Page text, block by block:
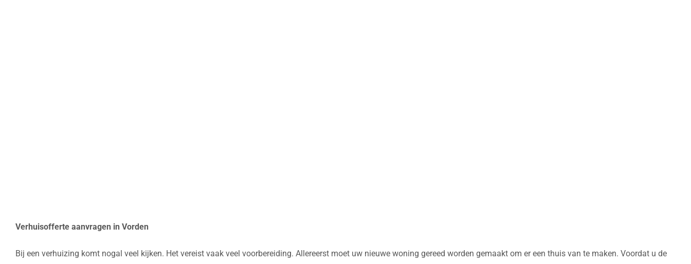
Verhuisofferte aanvragen in Vorden
Bij een verhuizing komt nogal veel kijken. Het vereist vaak veel voorbereiding. Allereerst moet uw nieuwe woning gereed worden gemaakt om er een thuis van te maken. Voordat u de